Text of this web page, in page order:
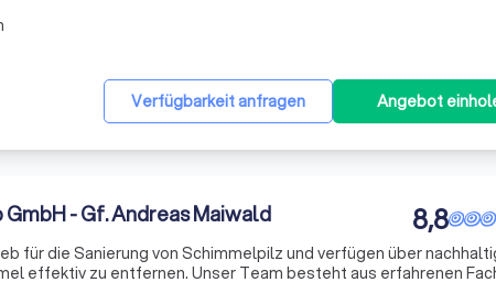
Verfügbarkeit anfragen Angebot
- Gf. Andreas Maiwald 8,8
für die Sanierung von Schimmelpilz und verfügen über
effektiv zu entfernen. Unser Team besteht aus erfahrenen